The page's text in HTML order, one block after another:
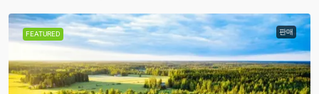
FEATURED 판매